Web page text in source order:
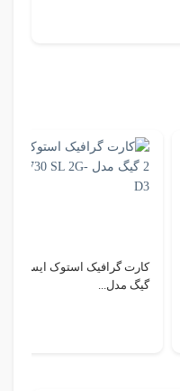
گیگ مدل...